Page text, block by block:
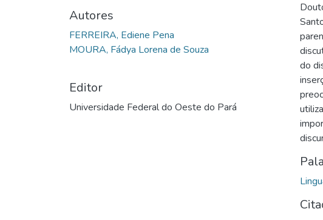
Autores
FERREIRA, Ediene Pena
MOURA, Fádya Lorena de Souza
Editor
Universidade Federal do Oeste do Pará
do